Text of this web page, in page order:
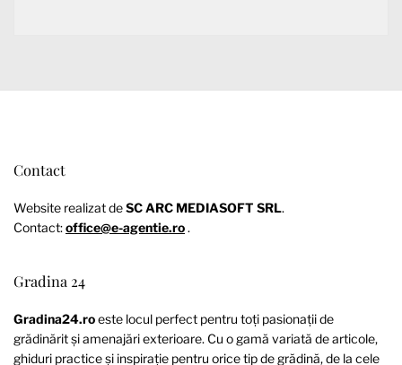
Contact
Website realizat deSC ARC MEDIASOFT SRL.
Contact:office@e-agentie.ro.
Gradina 24
Gradina24.roeste locul perfect pentru toți pasionații de
grădinărit și amenajări exterioare. Cu o gamă variată de articole,
ghiduri practice și inspirație pentru orice tip de grădină, de la cele